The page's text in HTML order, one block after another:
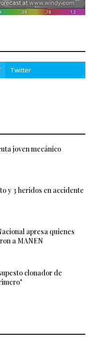
joven mecánico
y 3 heridos en accidente
apresa quienes
a MANEN
clonador de